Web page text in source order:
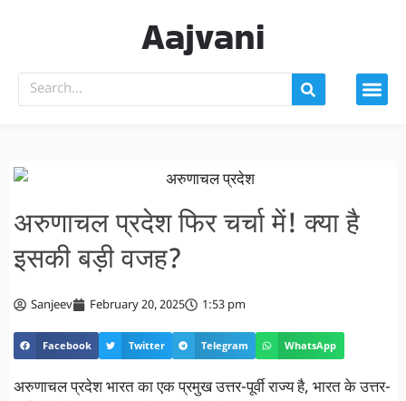
Aajvani
अरुणाचल प्रदेश फिर चर्चा में! क्या है
इसकी बड़ी वजह?
Sanjeev February 20, 2025 1:53 pm
Facebook Twitter Telegram WhatsApp
अरुणाचल प्रदेश भारत का एक प्रमुख उत्तर-पूर्वी राज्य है, भारत के उत्तर-